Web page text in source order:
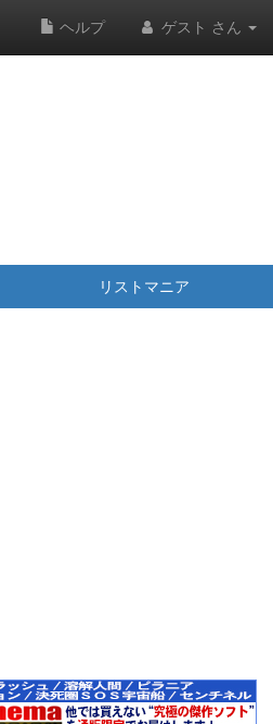
ヘルプ ゲスト さん
リストマニア